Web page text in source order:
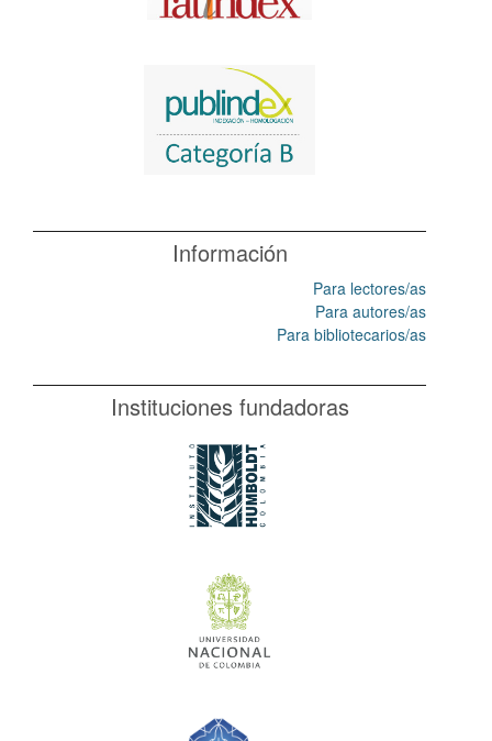
Información
Para lectores/as
Para autores/as
Para bibliotecarios/as
Instituciones fundadoras